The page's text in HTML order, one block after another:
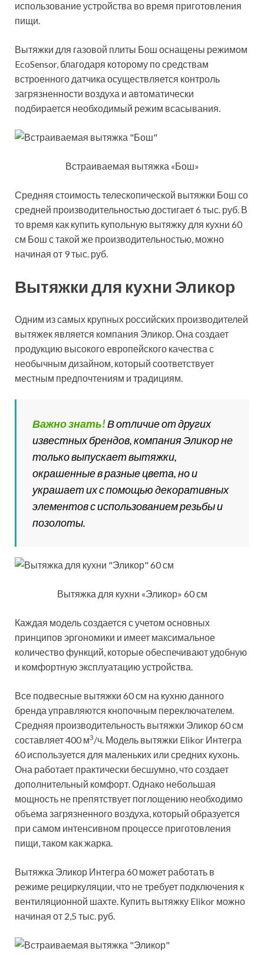
использование устройства во время приготовления
пищи.
Вытяжки для газовой плиты Бош оснащены режимом
EcoSensor, благодаря которому по средствам
встроенного датчика осуществляется контроль
загрязненности воздуха и автоматически
подбирается необходимый режим всасывания.
Встраиваемая вытяжка «Бош»
Средняя стоимость телескопической вытяжки Бош со
средней производительностью достигает 6 тыс. руб. В
то время как купить купольную вытяжку для кухни 60
см Бош с такой же производительностью, можно
начиная от 9 тыс. руб.
Вытяжки для кухни Эликор
Одним из самых крупных российских производителей
вытяжек является компания Эликор. Она создает
продукцию высокого европейского качества с
необычным дизайном, который соответствует
местным предпочтениям и традициям.
Важно знать!В отличие от других
известных брендов, компания Эликор не
только выпускает вытяжки,
окрашенные в разные цвета, но и
украшает их с помощью декоративных
элементов с использованием резьбы и
позолоты.
Вытяжка для кухни «Эликор» 60 см
Каждая модель создается с учетом основных
принципов эргономики и имеет максимальное
количество функций, которые обеспечивают удобную
и комфортную эксплуатацию устройства.
Все подвесные вытяжки 60 см на кухню данного
бренда управляются кнопочным переключателем.
Средняя производительность вытяжки Эликор 60 см
составляет 400 м3/ч. Модель вытяжки Elikor Интегра
60 используется для маленьких или средних кухонь.
Она работает практически бесшумно, что создает
дополнительный комфорт. Однако небольшая
мощность не препятствует поглощению необходимо
объема загрязненного воздуха, который образуется
при самом интенсивном процессе приготовления
пищи, таком как жарка.
Вытяжка Эликор Интегра 60 может работать в
режиме рециркуляции, что не требует подключения к
вентиляционной шахте. Купить вытяжку Elikor можно
начиная от 2,5 тыс. руб.